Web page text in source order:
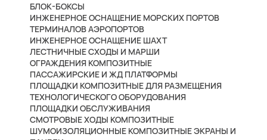
БЛОК-БОКСЫ
ИНЖЕНЕРНОЕ ОСНАЩЕНИЕ МОРСКИХ ПОРТОВ
ТЕРМИНАЛОВ АЭРОПОРТОВ
ИНЖЕНЕРНОЕ ОСНАЩЕНИЕ ШАХТ
ЛЕСТНИЧНЫЕ СХОДЫ И МАРШИ
ОГРАЖДЕНИЯ КОМПОЗИТНЫЕ
ПАССАЖИРСКИЕ И ЖД ПЛАТФОРМЫ
ПЛОЩАДКИ КОМПОЗИТНЫЕ ДЛЯ РАЗМЕЩЕНИЯ
ТЕХНОЛОГИЧЕСКОГО ОБОРУДОВАНИЯ
ПЛОЩАДКИ ОБСЛУЖИВАНИЯ
СМОТРОВЫЕ ХОДЫ КОМПОЗИТНЫЕ
ШУМОИЗОЛЯЦИОННЫЕ КОМПОЗИТНЫЕ ЭКРАНЫ И